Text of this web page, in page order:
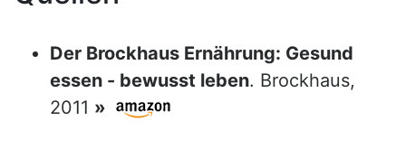
Der Brockhaus Ernährung: Gesund
essen - bewusst leben. Brockhaus,
2011 »